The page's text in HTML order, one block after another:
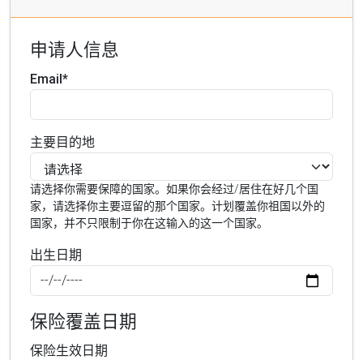
申请人信息
Email*
主要目的地
请选择你需要保障的国家。如果你会经过/居住在好几个国
家，请选择你主要逗留的那个国家。计划覆盖你祖国以外的
国家，并不只限制于你在这输入的这一个国家。
出生日期
保险覆盖日期
保险生效日期